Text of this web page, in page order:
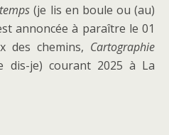
(je lis en boule ou (au)
annoncée à paraître le 01
des chemins, Cartographie
dis-je) courant 2025 à La